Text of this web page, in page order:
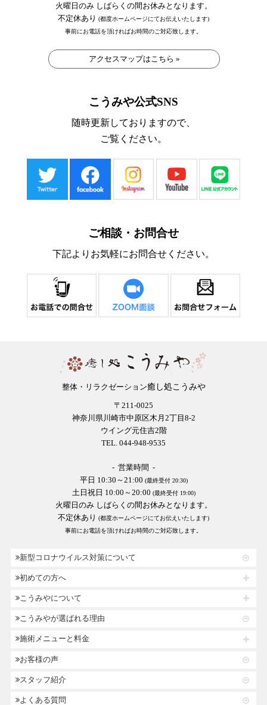
火曜日のみ しばらくの間お休みとなります。
不定休あり (都度ホームページにてお伝えいたします)
事前にお電話を頂ければお時間のご対応致します。
アクセスマップはこちら »
こうみや公式SNS
随時更新しておりますので、
ご覧ください。
ご相談・お問合せ
下記よりお気軽にお問合せください。
整体・リラクゼーション癒し処こうみや
〒211-0025
神奈川県川崎市中原区木月2丁目8-2
ウイング元住吉2階
TEL. 044-948-9535
- 営業時間 -
平日 10:30～21:00 (最終受付 20:30)
土日祝日 10:00～20:00 (最終受付 19:00)
火曜日のみ しばらくの間お休みとなります。
不定休あり (都度ホームページにてお伝えいたします)
事前にお電話を頂ければお時間のご対応致します。
新型コロナウイルス対策について
初めての方へ
こうみやについて
こうみやが選ばれる理由
施術メニューと料金
お客様の声
スタッフ紹介
よくある質問